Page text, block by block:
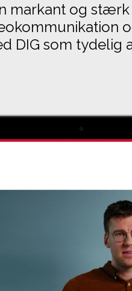
markant og
DIG som tydelig